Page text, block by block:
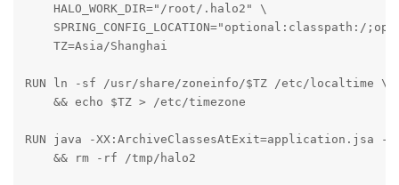
    HALO_WORK_DIR="/root/.halo2" \
SPRING_CONFIG_LOCATION="optional:classpath:/
    TZ=Asia/Shanghai
RUN ln -sf /usr/share/zoneinfo/$TZ /etc/localtime \
    && echo $TZ > /etc/timezone
RUN java -
    && rm -rf /tmp/halo2